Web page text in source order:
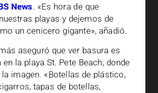
News. «Es hora de que
playas y dejemos de
un cenicero gigante», añadió.
aseguró que ver basura es
la playa St. Pete Beach, donde
imagen. «Botellas de plástico,
tapas de botellas,